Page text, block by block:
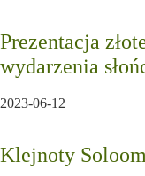
Prezentacja
wydarzenia
2023-06-12
Klejnoty